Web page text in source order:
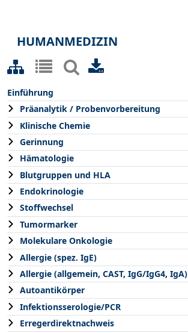
HUMANMEDIZIN
Einführung
Präanalytik / Probenvorbereitung
Klinische Chemie
Gerinnung
Hämatologie
Blutgruppen und HLA
Endokrinologie
Stoffwechsel
Tumormarker
Molekulare Onkologie
Allergie (spez. IgE)
Allergie (allgemein, CAST, IgG/IgG4, IgA)
Autoantikörper
Infektionsserologie/PCR
Erregerdirektnachweis